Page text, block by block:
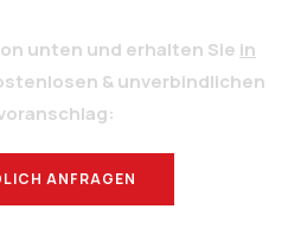
unten und erhalten Sie in
& unverbindlichen
ANFRAGEN